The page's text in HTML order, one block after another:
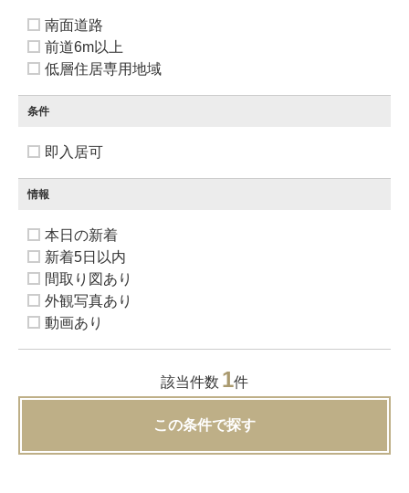
南面道路
前道6m以上
低層住居専用地域
条件
即入居可
情報
本日の新着
新着5日以内
間取り図あり
外観写真あり
動画あり
該当件数 1件
この条件で探す